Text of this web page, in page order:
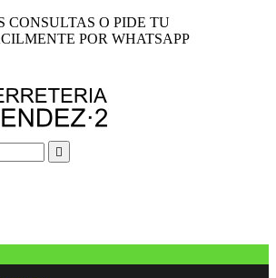
O PIDE TU
POR WHATSAPP
